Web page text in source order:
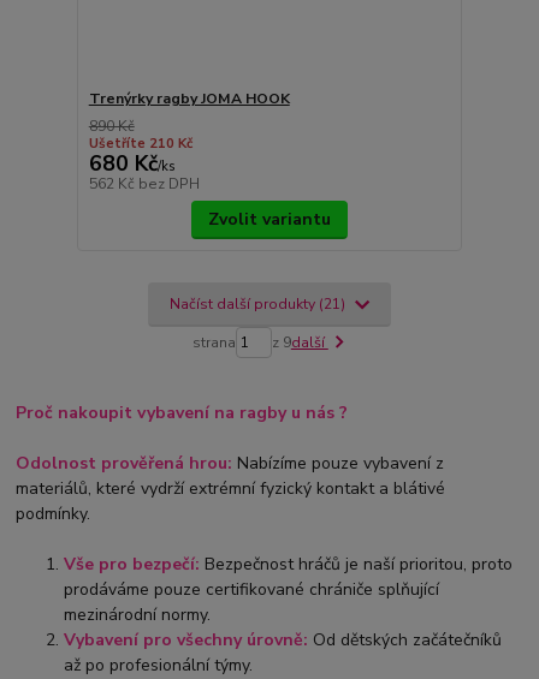
Trenýrky ragby JOMA HOOK
890 Kč
Ušetříte 210 Kč
680 Kč/ks
562 Kč bez DPH
Zvolit variantu
Načíst další produkty (21)
strana z 9další
Proč nakoupit vybavení na ragby u nás ?
Odolnost prověřená hrou: Nabízíme pouze vybavení z
materiálů, které vydrží extrémní fyzický kontakt a blátivé
podmínky.
Vše pro bezpečí: Bezpečnost hráčů je naší prioritou, proto
prodáváme pouze certifikované chrániče splňující
mezinárodní normy.
Vybavení pro všechny úrovně: Od dětských začátečníků
až po profesionální týmy.